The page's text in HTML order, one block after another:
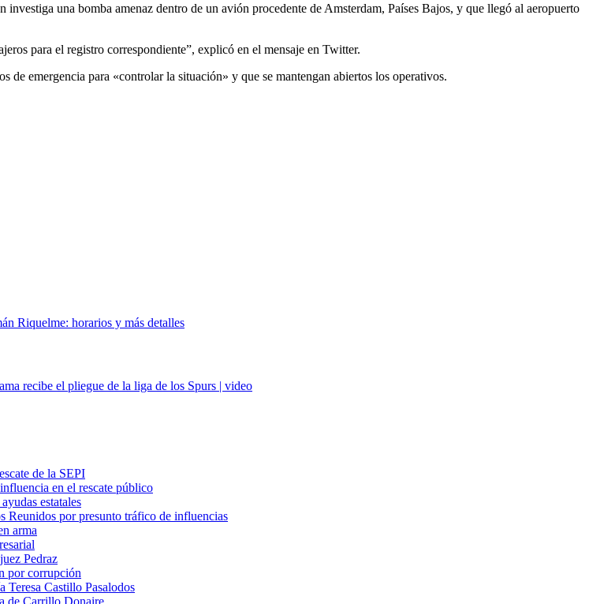
investiga una bomba amenaz dentro de un avión procedente de Amsterdam, Países Bajos, y que llegó al aeropuerto
para el registro correspondiente”, explicó en el mensaje en Twitter.
de emergencia para «controlar la situación» y que se mantengan abiertos los operativos.
Riquelme: horarios y más detalles
de la SEPI
en el rescate público
estatales
Reunidos por presunto tráfico de influencias
arma
Pedraz
por corrupción
Teresa Castillo Pasalodos